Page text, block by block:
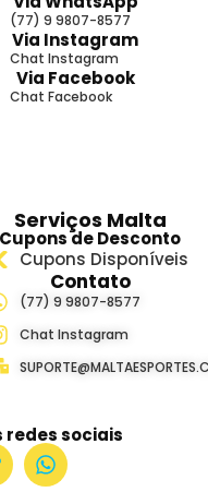
(77) 9 9807-8577
Via Instagram
Chat Instagram
Via Facebook
Chat Facebook
Serviços Malta
Cupons de Desconto
Cupons Disponíveis
Contato
(77) 9 9807-8577
Chat Instagram
redes sociais